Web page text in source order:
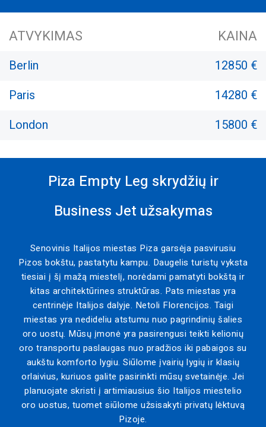
ATVYKIMAS KAINA
Berlin
12850 €
Paris
14280 €
London
15800 €
Piza Empty Leg skrydžių ir
Business Jet užsakymas
Senovinis Italijos miestas Piza garsėja pasvirusiu
Pizos bokštu, pastatytu kampu. Daugelis turistų vyksta
tiesiai į šį mažą miestelį, norėdami pamatyti bokštą ir
kitas architektūrines struktūras. Pats miestas yra
centrinėje Italijos dalyje. Netoli Florencijos. Taigi
miestas yra nedideliu atstumu nuo pagrindinių šalies
oro uostų. Mūsų įmonė yra pasirengusi teikti kelionių
oro transportu paslaugas nuo pradžios iki pabaigos su
aukštu komforto lygiu. Siūlome įvairių lygių ir klasių
orlaivius, kuriuos galite pasirinkti mūsų svetainėje. Jei
planuojate skristi į artimiausius šio Italijos miestelio
oro uostus, tuomet siūlome užsisakyti privatų lėktuvą
Pizoje.